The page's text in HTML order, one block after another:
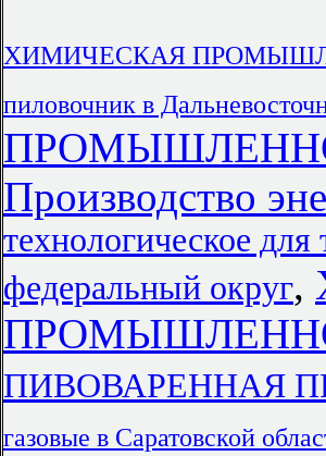
ХИМИЧЕСКАЯ
пиловочник в
Производство
технологическое
федеральный округ,
ПИВОВАРЕННАЯ
газовые в Саратовской